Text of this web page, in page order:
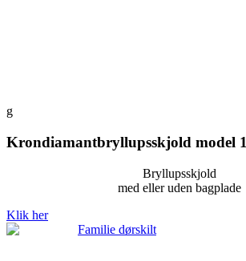
g
Krondiamantbryllupsskjold model 1
Bryllupsskjold
med eller uden bagplade
Klik her